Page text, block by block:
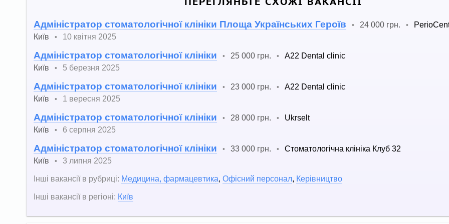
Адміністратор стоматологічної клініки Площа Українських Героїв • 24 000 грн. •
Київ
• 10 квітня 2025
Адміністратор стоматологічної клініки • 25 000 грн. •
A22 Dental clinic
Київ
• 5 березня 2025
Адміністратор стоматологічної клініки • 23 000 грн. •
A22 Dental clinic
Київ
• 1 вересня 2025
Адміністратор стоматологічної клініки • 28 000 грн. •
Ukrselt
Київ
• 6 серпня 2025
Адміністратор стоматологічної клініки • 33 000 грн. •
Стоматологічна клініка Клуб 32
Київ
•
3 липня 2025
Інші вакансії в рубриці: Медицина, фармацевтика, Офісний персонал, Керівництво
Інші вакансії в регіоні: Київ